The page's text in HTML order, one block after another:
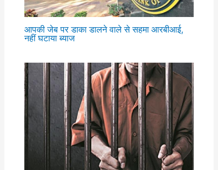
आपकी जेब पर डाका डालने वाले से सहमा आरबीआई,
नहीं घटाया ब्याज